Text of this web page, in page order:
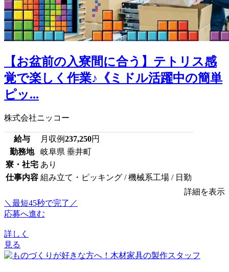
【お盆前の入寮間に合う】テトリス感
覚で楽しく作業♪《ミドル活躍中の簡単
ピッ...
株式会社ニッコー
給与 月収例237,250円
勤務地
岐阜県 垂井町
寮・社宅 あり
仕事内容 組み立て・ピッキング / 機械系工場 / 日勤
詳細を表示
＼最短45秒で完了／
応募へ進む
詳しく
見る